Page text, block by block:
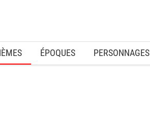
ÉPOQUES PERSONNAGES